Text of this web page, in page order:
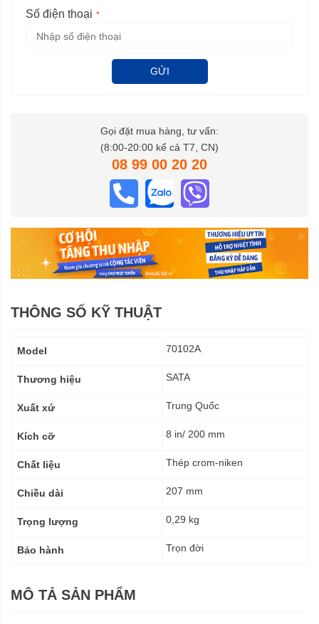
Số điện thoại
GỬI
Gọi đặt mua hàng, tư vấn:
(8:00-20:00 kể cả T7, CN)
08 99 00 20 20
THÔNG SỐ KỸ THUẬT
kỹ
Model 70102A
Thương hiệu SATA
Xuất xứ Trung Quốc
Kích cỡ 8 in/ 200 mm
Chất liệu Thép crom-niken
Chiều dài 207 mm
Trọng lượng 0,29 kg
Bảo hành Trọn đời
MÔ TẢ SẢN PHẨM